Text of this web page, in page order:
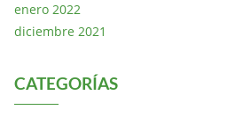
enero 2022
diciembre 2021
CATEGORÍAS